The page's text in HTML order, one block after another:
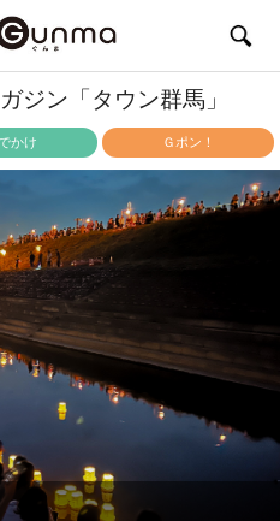
ジン「タウン群馬」
かけ Ｇポン！